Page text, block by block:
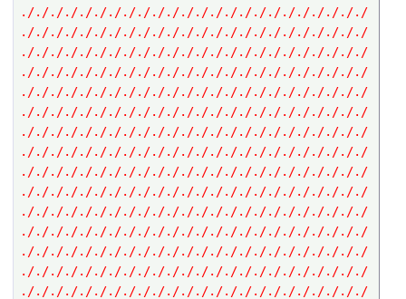
././././././././././././././././././././././././
././././././././././././././././././././././././
././././././././././././././././././././././././
././././././././././././././././././././././././
././././././././././././././././././././././././
././././././././././././././././././././././././
././././././././././././././././././././././././
././././././././././././././././././././././././
././././././././././././././././././././././././
././././././././././././././././././././././././
././././././././././././././././././././././././
././././././././././././././././././././././././
././././././././././././././././././././././././
././././././././././././././././././././././././
././././././././././././././././././././././././